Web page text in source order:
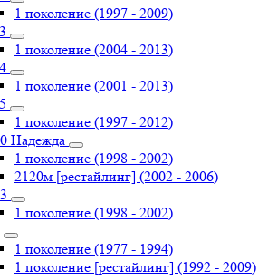
1 поколение (1997 - 2009)
1 поколение (2004 - 2013)
1 поколение (2001 - 2013)
1 поколение (1997 - 2012)
Надежда
1 поколение (1998 - 2002)
2120м [рестайлинг] (2002 - 2006)
1 поколение (1998 - 2002)
1 поколение (1977 - 1994)
1 поколение [рестайлинг] (1992 - 2009)